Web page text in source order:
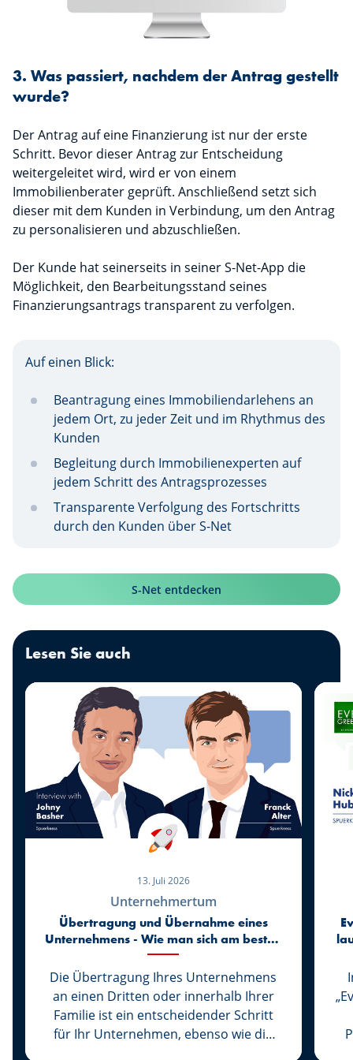
3. Was passiert, nachdem der Antrag gestellt
wurde?
Der Antrag auf eine Finanzierung ist nur der erste
Schritt. Bevor dieser Antrag zur Entscheidung
weitergeleitet wird, wird er von einem
Immobilienberater geprüft. Anschließend setzt sich
dieser mit dem Kunden in Verbindung, um den Antrag
zu personalisieren und abzuschließen.
Der Kunde hat seinerseits in seiner S-Net-App die
Möglichkeit, den Bearbeitungsstand seines
Finanzierungsantrags transparent zu verfolgen.
Auf einen Blick:
Beantragung eines Immobiliendarlehens an
jedem Ort, zu jeder Zeit und im Rhythmus des
Kunden
Begleitung durch Immobilienexperten auf
jedem Schritt des Antragsprozesses
Transparente Verfolgung des Fortschritts
durch den Kunden über S-Net
S-Net entdecken
Lesen Sie auch
13. Juli 2026
Unternehmertum
Übertragung und Übernahme eines
Unternehmens - Wie man sich am besten
vorbereitet
Die Übertragung Ihres Unternehmens
an einen Dritten oder innerhalb Ihrer
Familie ist ein entscheidender Schritt
für Ihr Unternehmen, ebenso wie die